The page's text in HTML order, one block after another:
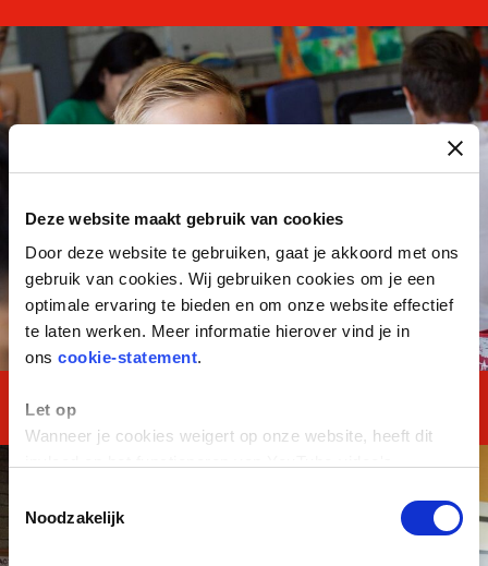
Deze website maakt gebruik van cookies
Door deze website te gebruiken, gaat je akkoord met ons
gebruik van cookies. Wij gebruiken cookies om je een
optimale ervaring te bieden en om onze website effectief
te laten werken. Meer informatie hierover vind je in
ons cookie-statement.
Let op
Wanneer je cookies weigert op onze website, heeft dit
Noodzakelijk